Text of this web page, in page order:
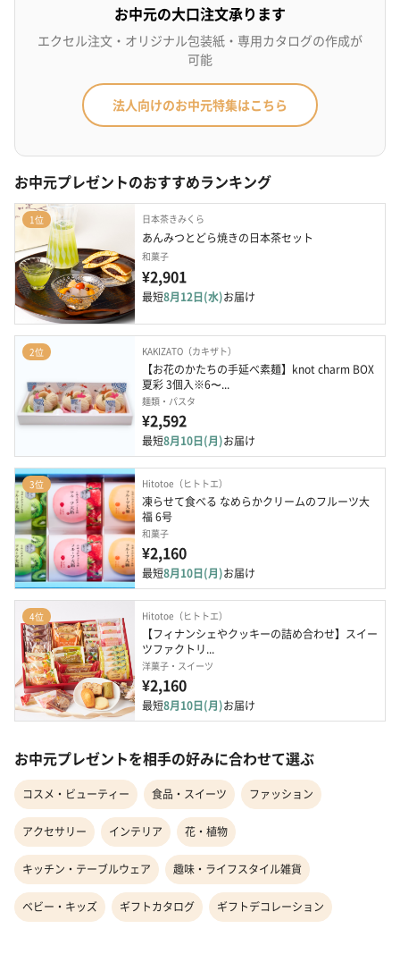
お中元の大口注文承ります
エクセル注文・オリジナル包装紙・専用カタログの作成が
可能
法人向けのお中元特集はこちら
お中元プレゼントのおすすめランキング
1位 日本茶きみくら
あんみつとどら焼きの日本茶セット
和菓子
¥2,901
最短8月12日(水)お届け
2位 KAKIZATO（カキザト）
【お花のかたちの手延べ素麺】knot charm BOX
夏彩 3個入※6〜...
麺類・パスタ
¥2,592
最短8月10日(月)お届け
3位 Hitotoe（ヒトトエ）
凍らせて食べる なめらかクリームのフルーツ大
福 6号
和菓子
¥2,160
最短8月10日(月)お届け
4位 Hitotoe（ヒトトエ）
【フィナンシェやクッキーの詰め合わせ】スイー
ツファクトリ...
洋菓子・スイーツ
¥2,160
最短8月10日(月)お届け
お中元プレゼントを相手の好みに合わせて選ぶ
コスメ・ビューティー 食品・スイーツ ファッション
アクセサリー インテリア 花・植物
キッチン・テーブルウェア 趣味・ライフスタイル雑貨
ベビー・キッズ ギフトカタログ ギフトデコレーション